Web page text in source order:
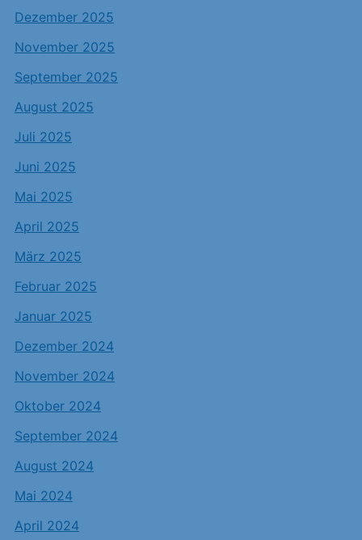
Dezember 2025
November 2025
September 2025
August 2025
Juli 2025
Juni 2025
Mai 2025
April 2025
März 2025
Februar 2025
Januar 2025
Dezember 2024
November 2024
Oktober 2024
September 2024
August 2024
Mai 2024
April 2024